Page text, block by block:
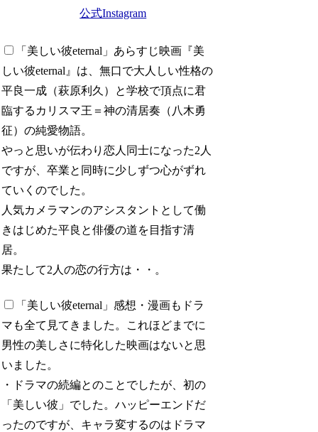
公式Instagram
「美しい彼eternal」あらすじ映画『美
しい彼eternal』は、無口で大人しい性格の
平良一成（萩原利久）と学校で頂点に君
臨するカリスマ王＝神の清居奏（八木勇
征）の純愛物語。
やっと思いが伝わり恋人同士になった2人
ですが、卒業と同時に少しずつ心がずれ
ていくのでした。
人気カメラマンのアシスタントとして働
きはじめた平良と俳優の道を目指す清
居。
果たして2人の恋の行方は・・。
「美しい彼eternal」感想 ・漫画もドラ
マも全て見てきました。これほどまでに
男性の美しさに特化した映画はないと思
いました。
・ドラマの続編とのことでしたが、初の
「美しい彼」でした。ハッピーエンドだ
ったのですが、キャラ変するのはドラマ